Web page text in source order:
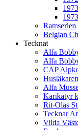
1973
Ramserien
Belgian
Tecknat
Alfa
Alfa
CAP
Husläkaren
Alfa
Karikatyr
Rit-Olas
Tecknar
Vilda